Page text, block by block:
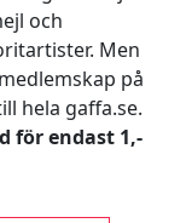
och
Men
på
hela gaffa.se.
för endast 1,-